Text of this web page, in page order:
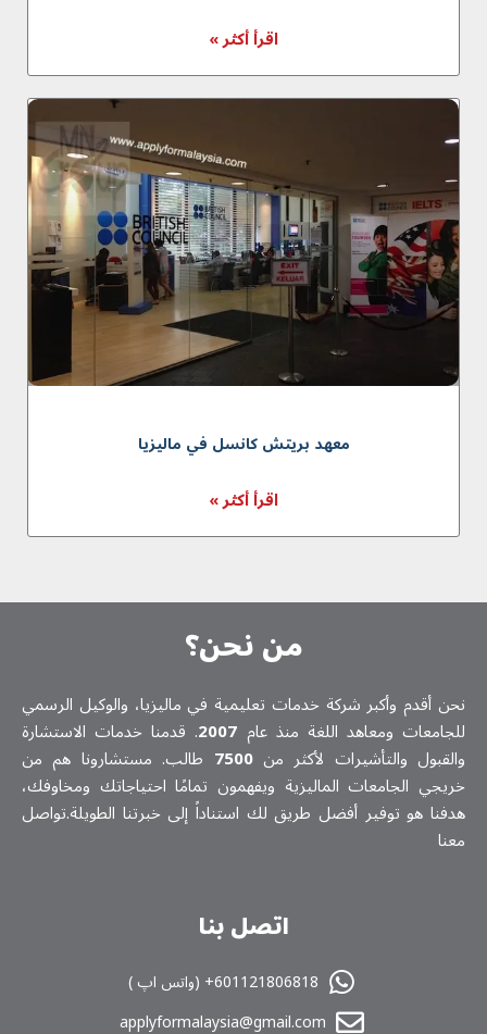
اقرأ أكثر »
معهد بريتش كانسل في ماليزيا
اقرأ أكثر »
من نحن؟
نحن أقدم وأكبر شركة خدمات تعلیمیة في ماليزيا، والوكيل الرسمي
للجامعات ومعاهد اللغة منذ عام 2007. قدمنا خدمات الاستشارة
والقبول والتأشيرات لأكثر من7500 طالب. مستشارونا هم من
خريجي الجامعات الماليزية ويفهمون تمامًا احتياجاتك ومخاوفك،
هدفنا هو توفير أفضل طريق لك استناداً إلى خبرتنا الطويلة.تواصل
معنا
اتصل بنا
601121806818+ (واتس اپ )
applyformalaysia@gmail.com